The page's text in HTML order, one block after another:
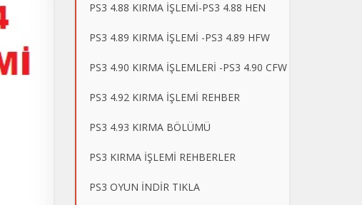
PS3 4.88 KIRMA İŞLEMİ-PS3 4.88 HEN
PS3 4.89 KIRMA İŞLEMİ -PS3 4.89 HFW
PS3 4.90 KIRMA İŞLEMLERİ -PS3 4.90 CFW
PS3 4.92 KIRMA İŞLEMİ REHBER
PS3 4.93 KIRMA BÖLÜMÜ
PS3 KIRMA İŞLEMİ REHBERLER
PS3 OYUN İNDİR TIKLA